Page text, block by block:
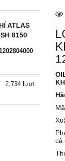
ATLAS
8150
2.734 lượt
cả